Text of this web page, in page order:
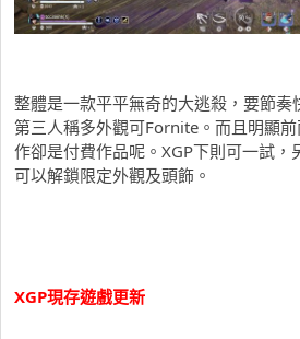
整體是一款平平無奇的大逃殺，要節
第三人稱多外觀可Fornite。而且明顯
作卻是付費作品呢。XGP下則可一試，
可以解鎖限定外觀及頭飾。
XGP現存遊戲更新